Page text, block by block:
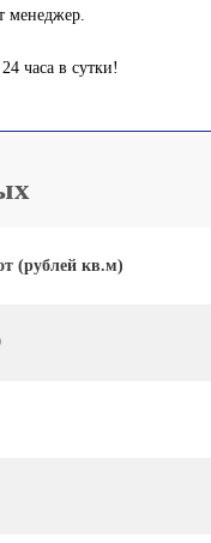
менеджер.
часа в сутки!
(рублей кв.м)